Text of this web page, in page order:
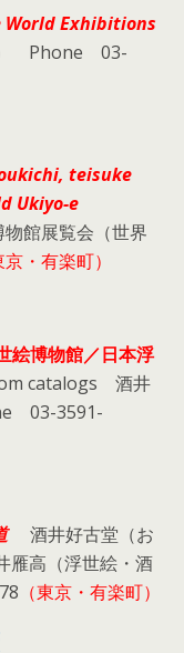
World Exhibitions
） Phone 03-
teisuke
Ukiyo-e
館展覧会（世界
京・有楽町）
絵博物館／日本浮
catalogs 酒井
03-3591-
酒井好古堂（お
雁高（浮世絵・酒
（東京・有楽町）